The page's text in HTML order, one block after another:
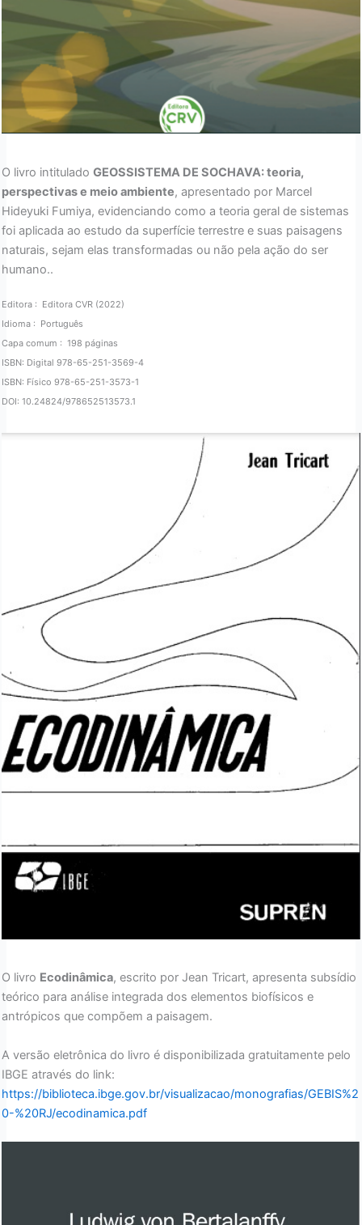
O livro intituladoGEOSSISTEMA DE SOCHAVA: teoria,
perspectivas e meio ambiente, apresentado por Marcel
Hideyuki Fumiya, evidenciando como a teoria geral de sistemas
foi aplicada ao estudo da superfície terrestre e suas paisagens
naturais, sejam elas transformadas ou não pela ação do ser
humano..
Editora : ‎ Editora CVR (2022)
Idioma ‏: ‎ Português
Capa comum ‏: ‎ 198 páginas
ISBN: Digital 978-65-251-3569-4
ISBN: Físico 978-65-251-3573-1
DOI: 10.24824/978652513573.1
O livro Ecodinâmica, escrito por Jean Tricart, apresenta subsídio
teórico para análise integrada dos elementos biofísicos e
antrópicos que compõem a paisagem.
A versão eletrônica do livro é disponibilizada gratuitamente pelo
IBGE através do link:
https://biblioteca.ibge.gov.br/visualizacao/monografias/GEBIS%2
0-%20RJ/ecodinamica.pdf